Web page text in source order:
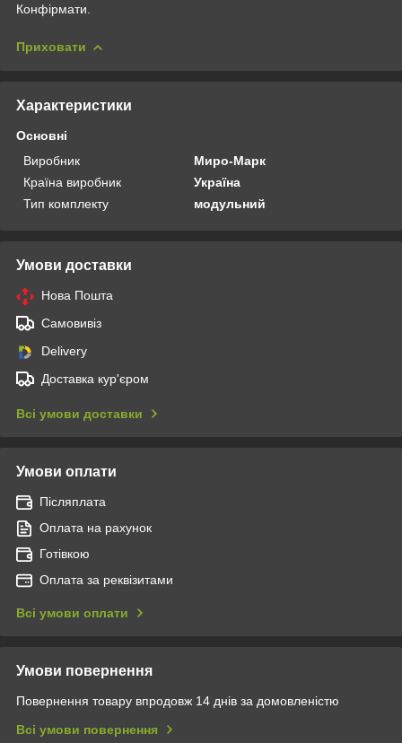
Конфірмати.
Приховати
Характеристики
Основні
Виробник
Миро-Марк
Країна виробник
Україна
Тип комплекту
модульний
Умови доставки
Нова Пошта
Самовивіз
Delivery
Доставка кур'єром
Всі умови доставки
Умови оплати
Післяплата
Оплата на рахунок
Готівкою
Оплата за реквізитами
Всі умови оплати
Умови повернення
Повернення товару впродовж 14 днів за домовленістю
Всі умови повернення